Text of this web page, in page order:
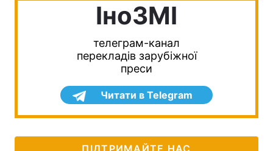
IноЗМI
телеграм-канал
перекладів зарубіжної
преси
Читати в Telegram
ПІДТРИМАЙТЕ НАС